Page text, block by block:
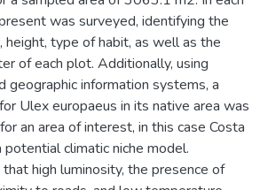
was surveyed, identifying the
height, type of habit, as well as the
of each plot. Additionally, using
geographic information systems, a
Ulex europaeus in its native area was
an area of interest, in this case Costa
potential climatic niche model.
high luminosity, the presence of